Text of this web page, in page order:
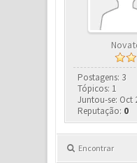
Postagens: 3
Tópicos: 1
Juntou-se: Oct
Reputação: 0
Encontrar